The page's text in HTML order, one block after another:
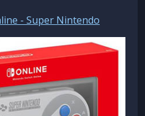
- Super Nintendo